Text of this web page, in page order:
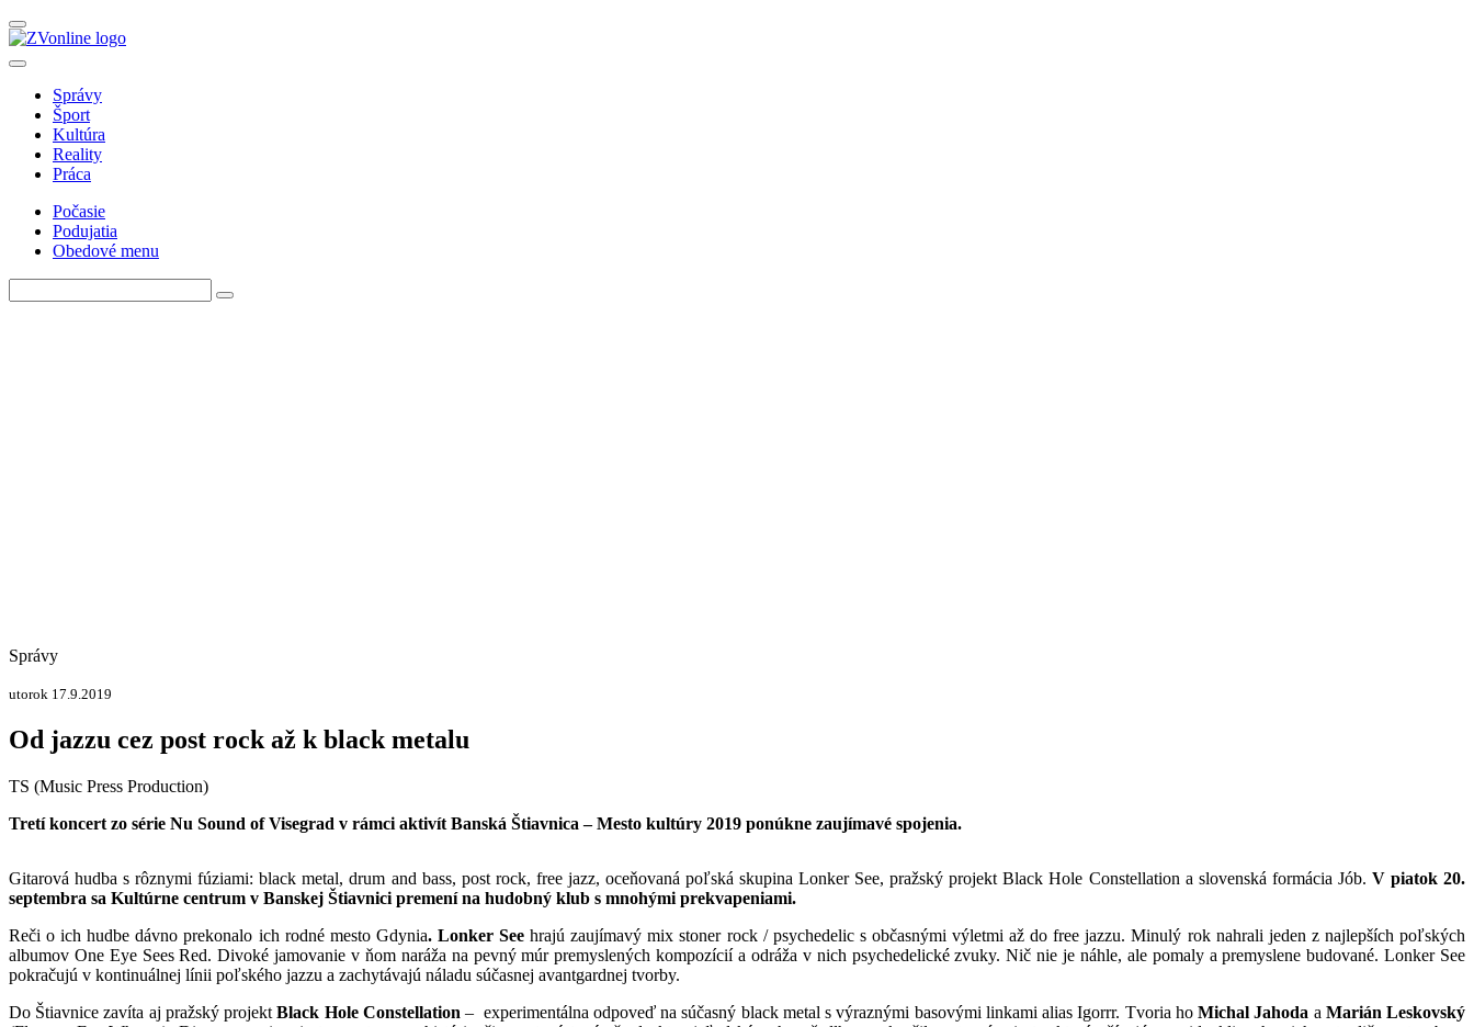
Správy
Šport
Kultúra
Reality
Práca
Počasie
Podujatia
Obedové menu
Správy
utorok 17.9.2019
Od jazzu cez post rock až k black metalu
TS (Music Press Production)
Tretí koncert zo série Nu Sound of Visegrad v rámci aktivít Banská Štiavnica – Mesto kultúry 2019 ponúkne zaujímavé spojenia.
Gitarová hudba s rôznymi fúziami: black metal, drum and bass, post rock, free jazz, oceňovaná poľská skupina Lonker See, pražský projekt Black Hole Constellation a slovenská formácia Jób. V piatok 20.
septembra sa Kultúrne centrum v Banskej Štiavnici premení na hudobný klub s mnohými prekvapeniami.
Reči o ich hudbe dávno prekonalo ich rodné mesto Gdynia. Lonker See hrajú zaujímavý mix stoner rock / psychedelic s občasnými výletmi až do free jazzu. Minulý rok nahrali jeden z najlepších poľských
albumov One Eye Sees Red. Divoké jamovanie v ňom naráža na pevný múr premyslených kompozícií a odráža v nich psychedelické zvuky. Nič nie je náhle, ale pomaly a premyslene budované. Lonker See
pokračujú v kontinuálnej línii poľského jazzu a zachytávajú náladu súčasnej avantgardnej tvorby.
Do Štiavnice zavíta aj pražský projektBlack Hole Constellation – experimentálna odpoveď na súčasný black metal s výraznými basovými linkami alias Igorrr. Tvoria hoMichal Jahoda a Marián Leskovský